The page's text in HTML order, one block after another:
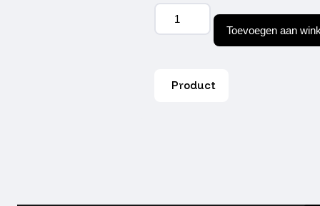
Gas
remhendel
camino,
Toevoegen aan
Product